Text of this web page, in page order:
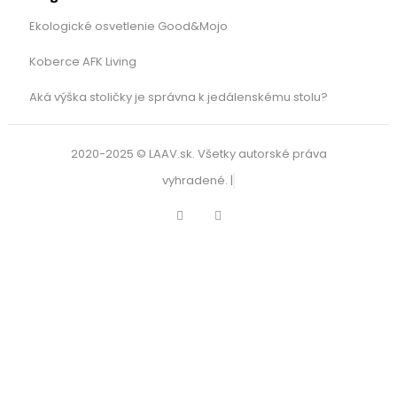
Ekologické osvetlenie Good&Mojo
Koberce AFK Living
Aká výška stoličky je správna k jedálenskému stolu?
2020-2025 © LAAV.sk. Všetky autorské práva
vyhradené. |
Facebook